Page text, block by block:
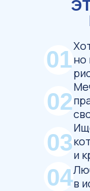
01но
02
03и
04в